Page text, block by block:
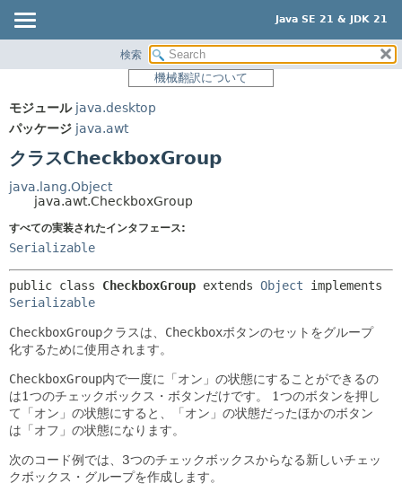
Java SE 21 & JDK 21
パッケージ
使用
ツリー
プレビュー
新規
非推奨
索引
ヘルプ
サマリー:
ネスト済
メソッド
検索
機械翻訳について
モジュール java.desktop
パッケージ java.awt
クラスCheckboxGroup
java.lang.Object
java.awt.CheckboxGroup
すべての実装されたインタフェース:
Serializable
public class CheckboxGroup extends Object
Serializable
CheckboxGroupクラスは、 Checkboxボタンのセットをグループ
化するために使用されます。
CheckboxGroup内で一度に「オン」の状態にすることができるの
は1つのチェックボックス・ボタンだけです。
1つのボタンを押し
て「オン」の状態にすると、「オン」の状態だったほかのボタン
は「オフ」の状態になります。
次のコード例では、3つのチェックボックスからなる新しいチェッ
クボックス・グループを作成します。